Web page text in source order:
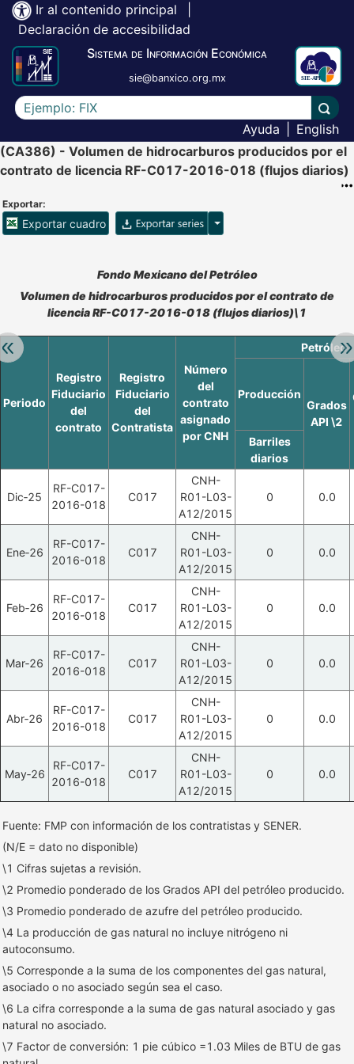
Ir al contenido principal
Declaración de accesibilidad
Sistema de Información Económica
sie@banxico.org.mx
Escriba el texto a buscar
Ayuda
English
(CA386) - Volumen de hidrocarburos producidos por el
contrato de licencia RF-C017-2016-018 (flujos diarios)
Exportar:
Exportar cuadro Opciones para exportar
Retroceder:
Accesibilidad de Cuadros Analíticos, al exportar el cuadro
Fondo Mexicano del Petróleo
Volumen de hidrocarburos producidos por el contrato de
licencia RF-C017-2016-018 (flujos diarios)\1
Periodo
Registro
Fiduciario
del
contrato
Registro
Fiduciario
del
Contratista
Número
del
contrato
asignado
por CNH
Petróleo
Producción
Grados
API \2
Barriles
diarios
Dic‑25
RF-C017-
2016-018
C017
CNH-
R01-L03-
A12/2015
0 0.0
Ene‑26
RF-C017-
2016-018
C017
CNH-
R01-L03-
A12/2015
0 0.0
Feb‑26
RF-C017-
2016-018
C017
CNH-
R01-L03-
A12/2015
0 0.0
Mar‑26
RF-C017-
2016-018
C017
CNH-
R01-L03-
A12/2015
0 0.0
Abr‑26
RF-C017-
2016-018
C017
CNH-
R01-L03-
A12/2015
0 0.0
May‑26
RF-C017-
2016-018
C017
CNH-
R01-L03-
A12/2015
0 0.0
Fuente: FMP con información de los contratistas y SENER.
(N/E = dato no disponible)
\1 Cifras sujetas a revisión.
\2 Promedio ponderado de los Grados API del petróleo producido.
\3 Promedio ponderado de azufre del petróleo producido.
\4 La producción de gas natural no incluye nitrógeno ni
autoconsumo.
\5 Corresponde a la suma de los componentes del gas natural,
asociado o no asociado según sea el caso.
\6 La cifra corresponde a la suma de gas natural asociado y gas
natural no asociado.
\7 Factor de conversión: 1 pie cúbico =1.03 Miles de BTU de gas